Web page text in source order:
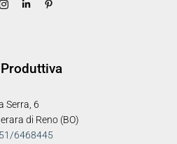
Serra, 6
di Reno (BO)
6468445